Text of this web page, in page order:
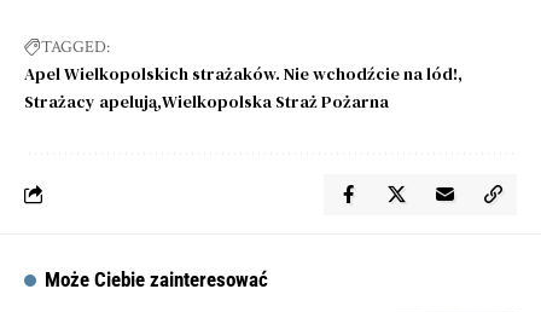
TAGGED:
Apel Wielkopolskich strażaków. Nie wchodźcie na lód!
Strażacy apelują Wielkopolska Straż Pożarna
Może Ciebie zainteresować